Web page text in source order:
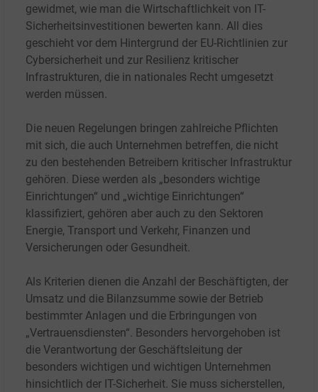
gewidmet, wie man die Wirtschaftlichkeit von IT-
Sicherheitsinvestitionen bewerten kann. All dies
geschieht vor dem Hintergrund der EU-Richtlinien zur
Cybersicherheit und zur Resilienz kritischer
Infrastrukturen, die in nationales Recht umgesetzt
werden müssen.
Die neuen Regelungen bringen zahlreiche Pflichten
mit sich, die auch Unternehmen betreffen, die nicht
zu den bestehenden Betreibern kritischer Infrastruktur
gehören. Diese werden als „besonders wichtige
Einrichtungen“ und „wichtige Einrichtungen“
klassifiziert, gehören aber auch zu den Sektoren
Energie, Transport und Verkehr, Finanzen und
Versicherungen oder Gesundheit.
Als Kriterien dienen die Anzahl der Beschäftigten, der
Umsatz und die Bilanzsumme sowie der Betrieb
bestimmter Anlagen und die Erbringungen von
„Vertrauensdiensten“. Besonders hervorgehoben ist
die Verantwortung der Geschäftsleitung der
besonders wichtigen und wichtigen Unternehmen
hinsichtlich der IT-Sicherheit. Sie muss sicherstellen,